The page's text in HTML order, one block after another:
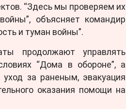
“Здесь мы проверяем их
объясняет командир
и туман войны”.
продолжают управлять
“Дома в обороне”, а
за раненым, эвакуация
оказания помощи на